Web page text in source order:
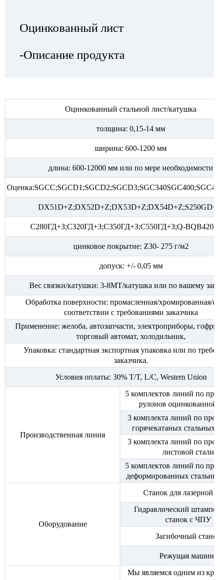
Оцинкованный лист
-Описание продукта
Оцинкованный стальной лист/катушка
толщина: 0,15-14 мм
ширина: 600-1200 мм
длина: 600-12000 мм или по мере необходимости
С280ГД+З;С320ГД+З;С350ГД+З;С550ГД+З;Q-BQB420-
цинковое покрытие: Z30- 275 г/м2
допуск: +/- 0,05 мм
Вес связки/катушки: 3-8MT/катушка или по вашему
Обработка поверхности: промасленная/хромированная/
соответствии с требованиями заказчика
Применение: желоба, автозапчасти, электроприборы,
торговый автомат, холодильник,
Упаковка: стандартная экспортная упаковка или по
заказчика.
Условия оплаты: 30% T/T, L/C, Western Union
Производственная линия
5 комплектов линий по
рулонов оцинкованной
3 комплекта линий по
горячекатаных стальных
3 комплекта линий по
листовой стали
5 комплектов линий по
деформированных
Оборудование
Станок для лазерной
Гидравлический
станок с ЧПУ
Загибочный
Режущая машина
Мы являемся одним из
Оцинкованный лист
—Выставка продукта
Оцинкованный лист
— Заводская мастерская
Оцинкованный лист
-Упаковка продукта